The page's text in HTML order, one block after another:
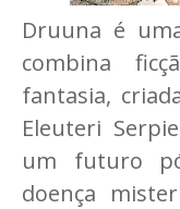
Druuna é
combina
fantasia,
Eleuteri
um futuro
doença